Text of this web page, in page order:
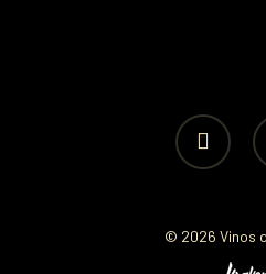
facebook
© 2026 Vinos